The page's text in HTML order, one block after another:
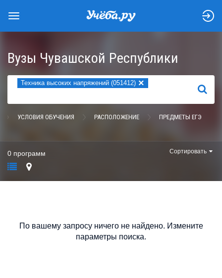
Вузы Чувашской Республики
Техника высоких напряжений (051412) ×
НАЙТИ
УСЛОВИЯ ОБУЧЕНИЯ РАСПОЛОЖЕНИЕ ПРЕДМЕТЫ ЕГЭ
0 программ Сортировать
По вашему запросу ничего не найдено. Измените
параметры поиска.